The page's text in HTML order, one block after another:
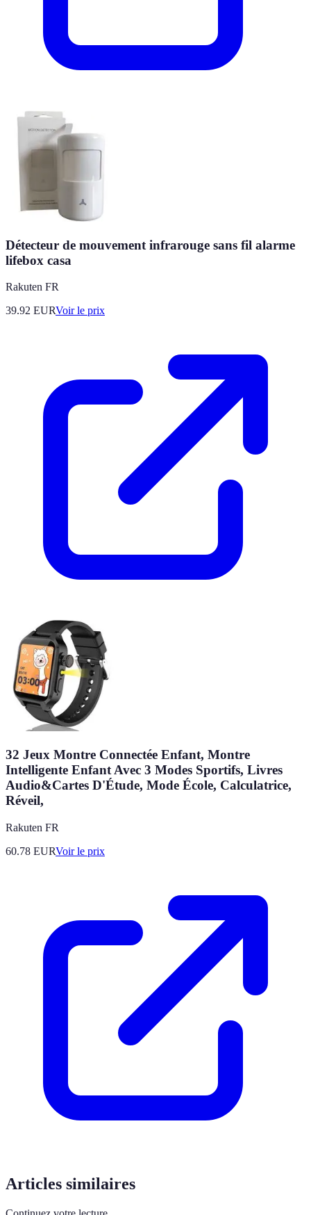
Détecteur de mouvement infrarouge sans fil alarme
lifebox casa
Rakuten FR
39.92 EURVoir le prix
32 Jeux Montre Connectée Enfant, Montre
Intelligente Enfant Avec 3 Modes Sportifs, Livres
Audio&Cartes D'Étude, Mode École, Calculatrice,
Réveil,
Rakuten FR
60.78 EURVoir le prix
Articles similaires